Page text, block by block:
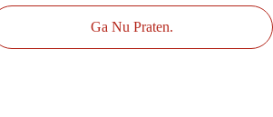
Ga Nu Praten.